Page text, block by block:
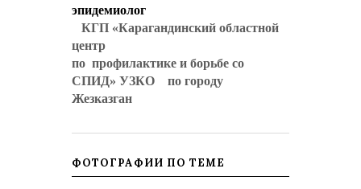
эпидемиолог
КГП «Карагандинский областной
центр
по профилактике и борьбе со
СПИД» УЗКО
по городу
Жезказган
ФОТОГРАФИИ ПО ТЕМЕ